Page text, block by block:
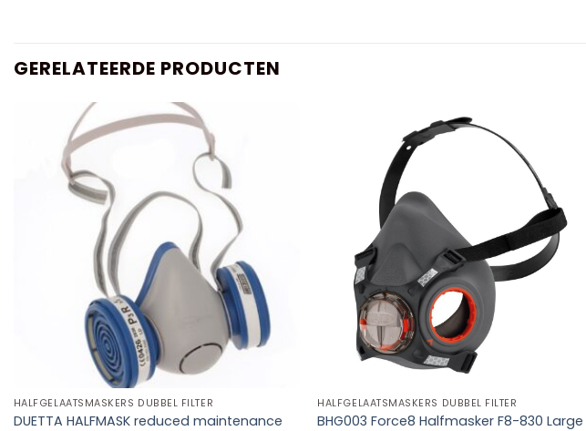
GERELATEERDE PRODUCTEN
HALFGELAATSMASKERS DUBBEL FILTER
DUETTA HALFMASK reduced maintenance
HALFGELAATSMASKERS DUBBEL FILTER
BHG003 Force8 Halfmasker F8-830 Large